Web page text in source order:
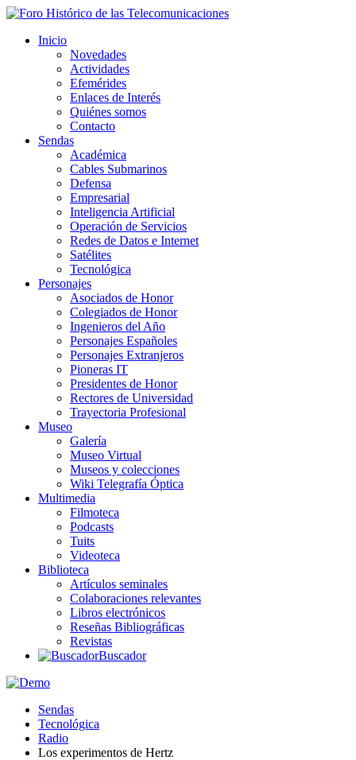
Inicio
Novedades
Actividades
Efemérides
Enlaces de Interés
Quiénes somos
Contacto
Sendas
Académica
Cables Submarinos
Defensa
Empresarial
Inteligencia Artificial
Operación de Servicios
Redes de Datos e Internet
Satélites
Tecnológica
Personajes
Asociados de Honor
Colegiados de Honor
Ingenieros del Año
Personajes Españoles
Personajes Extranjeros
Pioneras IT
Presidentes de Honor
Rectores de Universidad
Trayectoria Profesional
Museo
Galería
Museo Virtual
Museos y colecciones
Wiki Telegrafía Óptica
Multimedia
Filmoteca
Podcasts
Tuits
Videoteca
Biblioteca
Artículos seminales
Colaboraciones relevantes
Libros electrónicos
Reseñas Bibliográficas
Revistas
Buscador
Sendas
Tecnológica
Radio
Los experimentos de Hertz